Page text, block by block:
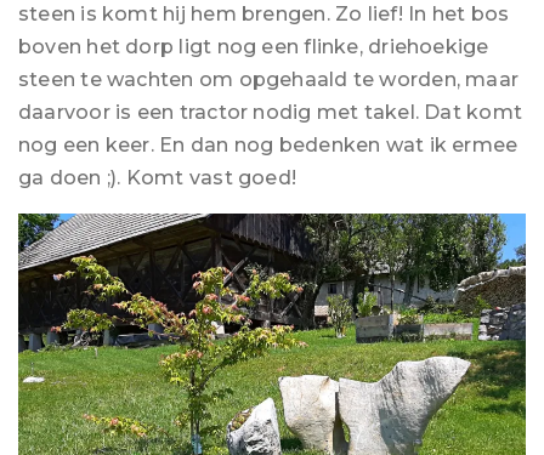
steen is komt hij hem brengen. Zo lief! In het bos
boven het dorp ligt nog een flinke, driehoekige
steen te wachten om opgehaald te worden, maar
daarvoor is een tractor nodig met takel. Dat komt
nog een keer. En dan nog bedenken wat ik ermee
ga doen ;). Komt vast goed!